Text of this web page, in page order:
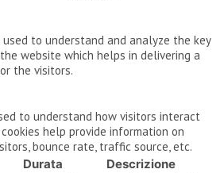
used to understand and analyze the key
website which helps in delivering a
the visitors.
to understand how visitors interact
help provide information on
bounce rate, traffic source, etc.
Durata Descrizione